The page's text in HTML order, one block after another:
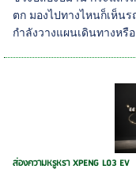
ตก มองไปทางไหนก็เห็น
กำลังวางแผนเดินทางหรื
ส่องความหรูหรา XPENG L03 EV